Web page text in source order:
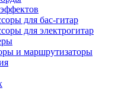
для бас-гитар
для электрогитар
и маршрутизаторы